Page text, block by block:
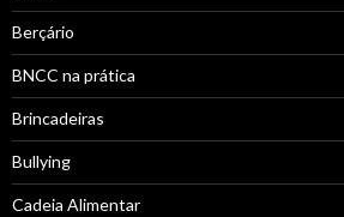
Berçário
BNCC na prática
Brincadeiras
Bullying
Cadeia Alimentar